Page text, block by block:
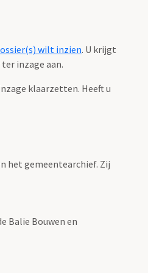
wilt inzien. U krijgt
inzage aan.
klaarzetten. Heeft u
het gemeentearchief. Zij
Balie Bouwen en